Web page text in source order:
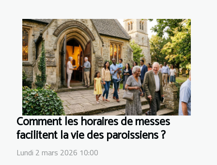
Comment les horaires de messes
facilitent la vie des paroissiens ?
Lundi 2 mars 2026 10:00